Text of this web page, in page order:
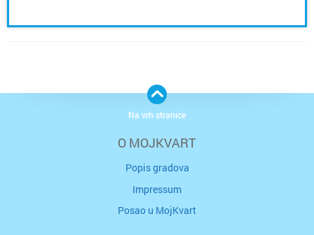
O MOJKVART
Popis gradova
Impressum
Posao u MojKvart
Na vrh stranice